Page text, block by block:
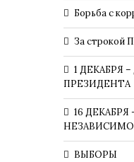
Борьба с
За строкой
1 ДЕКАБРЯ
ПРЕЗИДЕНТА
16 ДЕКАБРЯ
ВЫБОРЫ